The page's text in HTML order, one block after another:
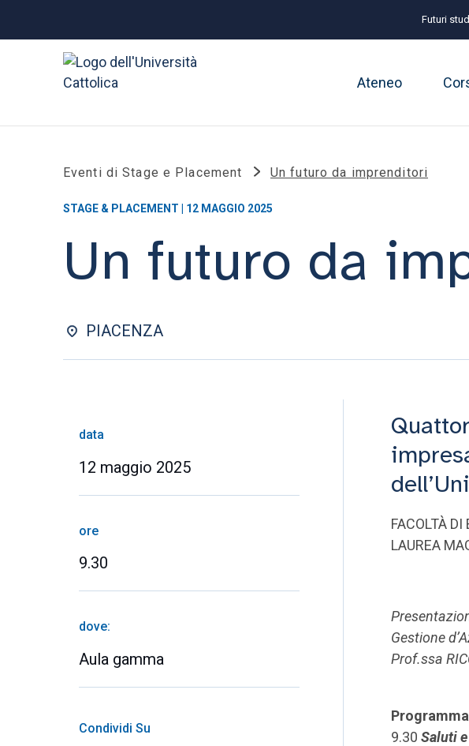
Futuri
Ateneo
Eventi di Stage e Placement Un futuro da imprenditori
STAGE & PLACEMENT | 12 MAGGIO 2025
Un futuro da
PIACENZA
data
12 maggio 2025
ore
9.30
dove:
Aula gamma
Condividi Su
FACOLTÀ
LAUREA
Gestione
Prof.ssa
9.30Saluti